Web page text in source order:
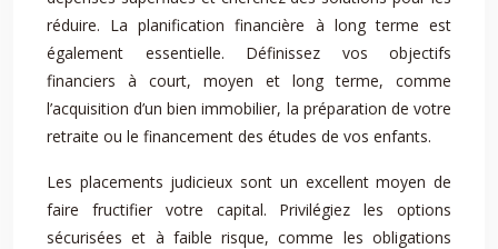
réduire. La planification financière à long terme est
également essentielle. Définissez vos objectifs
financiers à court, moyen et long terme, comme
l’acquisition d’un bien immobilier, la préparation de votre
retraite ou le financement des études de vos enfants.
Les placements judicieux sont un excellent moyen de
faire fructifier votre capital. Privilégiez les options
sécurisées et à faible risque, comme les obligations